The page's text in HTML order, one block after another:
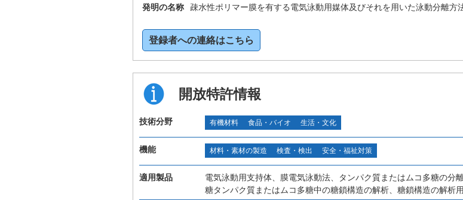
発明の名称 疎水性ポリマー膜を有する電気泳動用媒体及びそれを用いた泳動分離方
登録者への連絡はこちら
開放特許情報
技術分野 有機材料 食品・バイオ 生活・文化
機能 材料・素材の製造 検査・検出 安全・福祉対策
適用製品
電気泳動用支持体、膜電気泳動法、タンパク質またはムコ多糖の分
糖タンパク質またはムコ多糖中の糖鎖構造の解析、糖鎖構造の解析